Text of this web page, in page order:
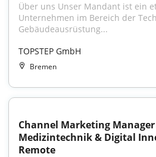
Über uns Unser Mandant ist ein
Unternehmen im Bereich der
Gebäudeausrüstung...
TOPSTEP GmbH
Bremen
Channel Marketing
Medizintechnik & Digital
Remote